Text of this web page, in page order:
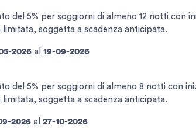
del 5% per soggiorni di almeno 12 notti con
soggetta a scadenza anticipata.
2026al 19-09-2026
del 5% per soggiorni di almeno 8 notti con
soggetta a scadenza anticipata.
2026al 27-10-2026